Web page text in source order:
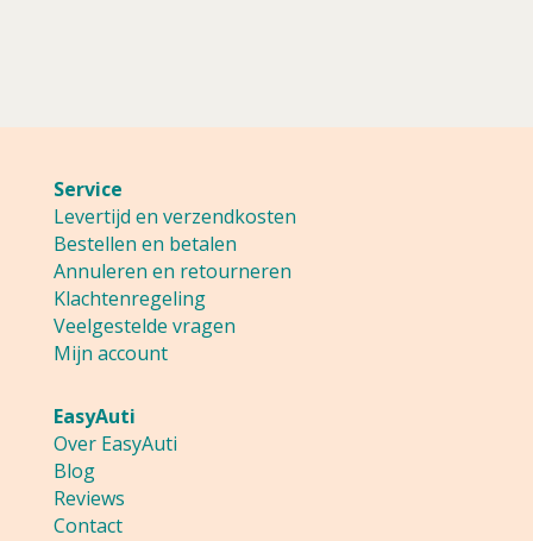
Service
Levertijd en verzendkosten
Bestellen en betalen
Annuleren en retourneren
Klachtenregeling
Veelgestelde vragen
Mijn account
EasyAuti
Over EasyAuti
Blog
Reviews
Contact